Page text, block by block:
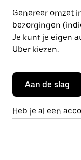
Genereer omzet
bezorgingen
Je kunt je eigen
Uber kiezen.
Aan de slag
Heb je al een